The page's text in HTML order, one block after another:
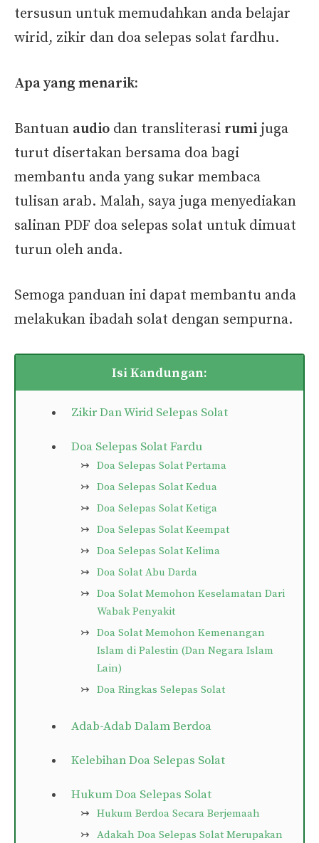
tersusun untuk memudahkan anda belajar
wirid, zikir dan doa selepas solat fardhu.
Apa yang menarik:
Bantuan audio dan transliterasi rumi juga
turut disertakan bersama doa bagi
membantu anda yang sukar membaca
tulisan arab. Malah, saya juga menyediakan
salinan PDF doa selepas solat untuk dimuat
turun oleh anda.
Semoga panduan ini dapat membantu anda
melakukan ibadah solat dengan sempurna.
Isi Kandungan:
Zikir Dan Wirid Selepas Solat
Doa Selepas Solat Fardu
Doa Selepas Solat Pertama
Doa Selepas Solat Kedua
Doa Selepas Solat Ketiga
Doa Selepas Solat Keempat
Doa Selepas Solat Kelima
Doa Solat Abu Darda
Doa Solat Memohon Keselamatan Dari
Wabak Penyakit
Doa Solat Memohon Kemenangan
Islam di Palestin (Dan Negara Islam
Lain)
Doa Ringkas Selepas Solat
Adab-Adab Dalam Berdoa
Kelebihan Doa Selepas Solat
Hukum Doa Selepas Solat
Hukum Berdoa Secara Berjemaah
Adakah Doa Selepas Solat Merupakan